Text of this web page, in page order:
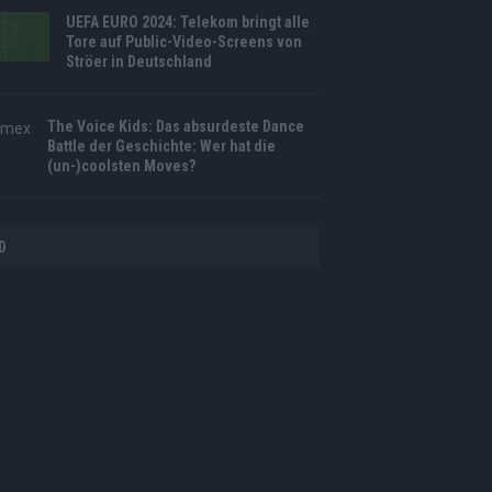
UEFA EURO 2024: Telekom bringt alle
Tore auf Public-Video-Screens von
Ströer in Deutschland
The Voice Kids: Das absurdeste Dance
Battle der Geschichte: Wer hat die
(un-)coolsten Moves?